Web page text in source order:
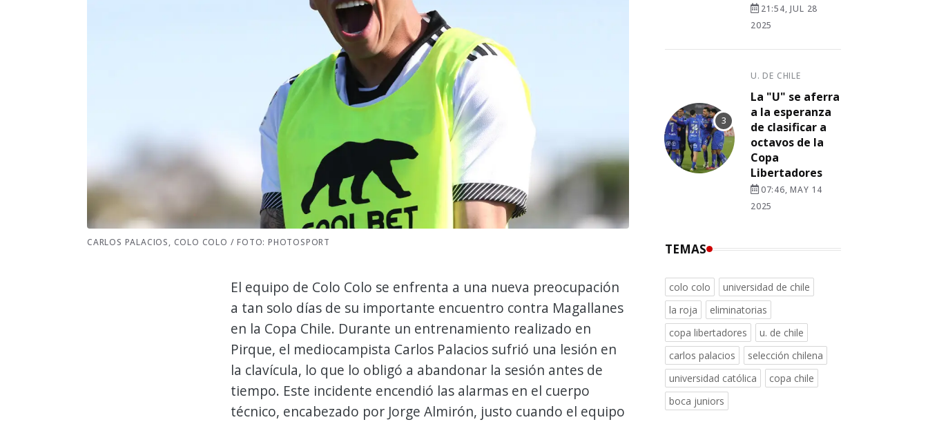
CARLOS PALACIOS, COLO COLO / FOTO: PHOTOSPORT
El equipo de Colo Colo se enfrenta a una nueva preocupación
a tan solo días de su importante encuentro contra Magallanes
en la Copa Chile. Durante un entrenamiento realizado en
Pirque, el mediocampista Carlos Palacios sufrió una lesión en
la clavícula, lo que lo obligó a abandonar la sesión antes de
tiempo. Este incidente encendió las alarmas en el cuerpo
técnico, encabezado por Jorge Almirón, justo cuando el equipo
21:54, JUL 28
2025
U. DE CHILE
La "U" se aferra
a la esperanza
de clasificar a
octavos de la
Copa
Libertadores
07:46, MAY 14
2025
TEMAS
colo colo
universidad de chile
la roja
eliminatorias
copa libertadores
u. de chile
carlos palacios
selección chilena
universidad católica
copa chile
boca juniors